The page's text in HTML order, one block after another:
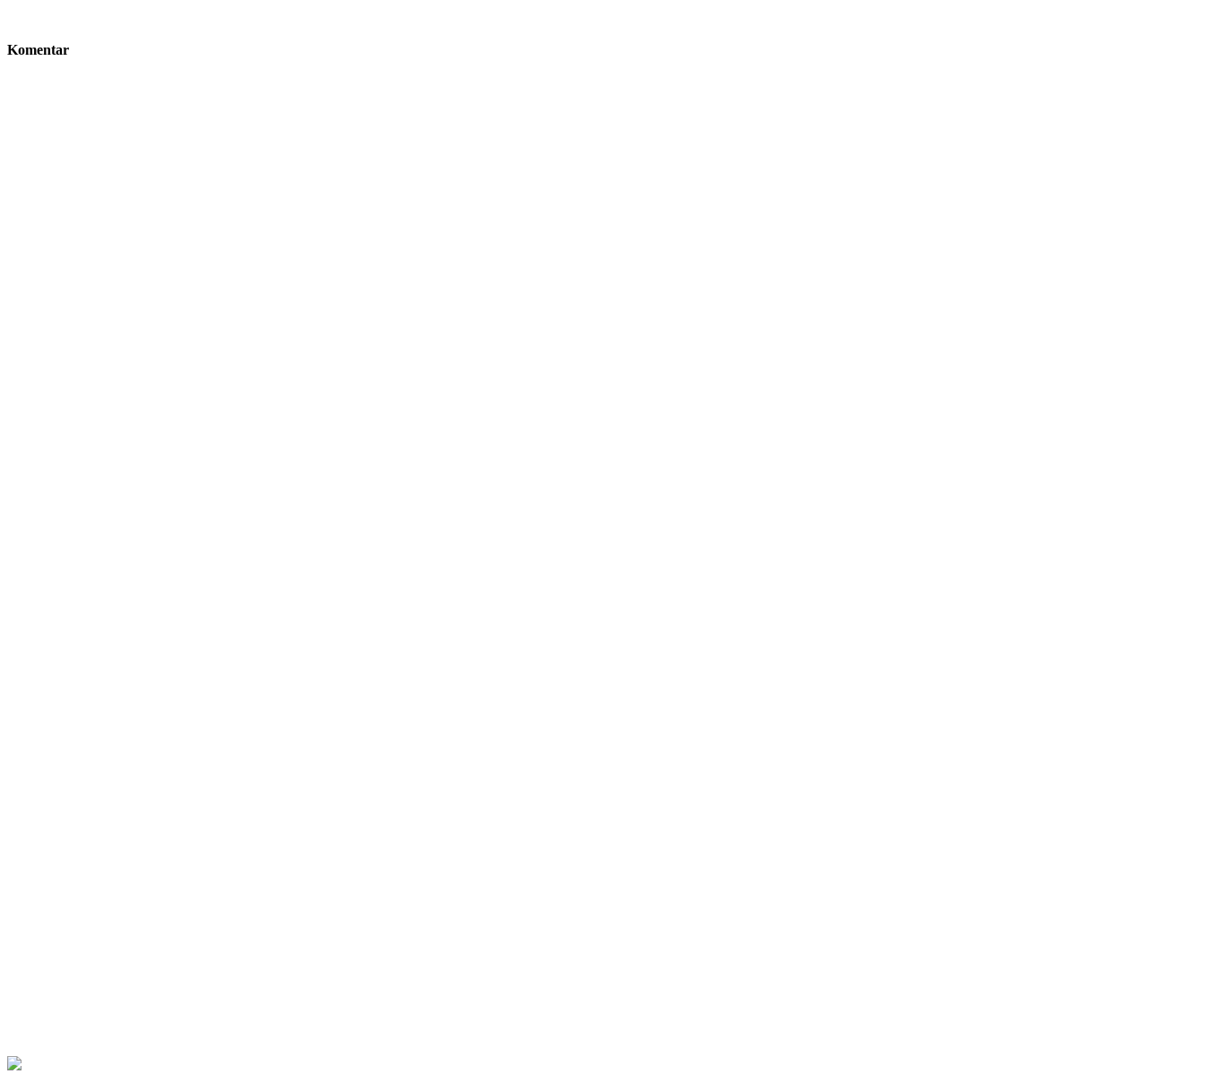
Komentar